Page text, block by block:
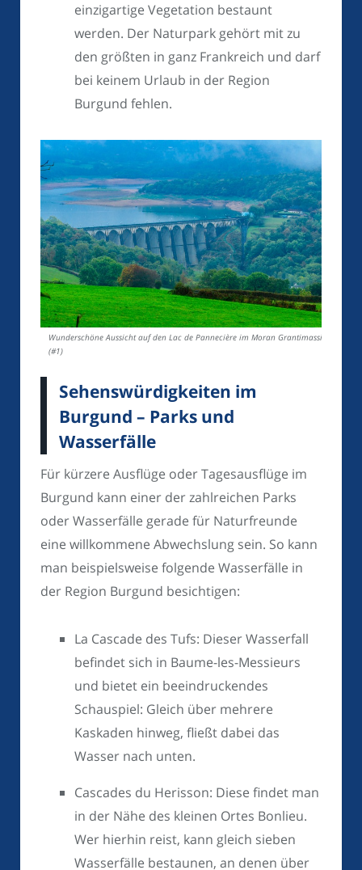
einzigartige Vegetation bestaunt
werden. Der Naturpark gehört mit zu
den größten in ganz Frankreich und darf
bei keinem Urlaub in der Region
Burgund fehlen.
Wunderschöne Aussicht auf den Lac de Pannecière im Moran Grantimassiv.
(#1)
Sehenswürdigkeiten im
Burgund – Parks und
Wasserfälle
Für kürzere Ausflüge oder Tagesausflüge im
Burgund kann einer der zahlreichen Parks
oder Wasserfälle gerade für Naturfreunde
eine willkommene Abwechslung sein. So kann
man beispielsweise folgende Wasserfälle in
der Region Burgund besichtigen:
La Cascade des Tufs: Dieser Wasserfall
befindet sich in Baume-les-Messieurs
und bietet ein beeindruckendes
Schauspiel: Gleich über mehrere
Kaskaden hinweg, fließt dabei das
Wasser nach unten.
Cascades du Herisson: Diese findet man
in der Nähe des kleinen Ortes Bonlieu.
Wer hierhin reist, kann gleich sieben
Wasserfälle bestaunen, an denen über